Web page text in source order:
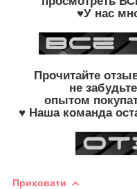
♥У нас
Прочитайте
не забудьте
опытом
♥ Наша команда
Приховати